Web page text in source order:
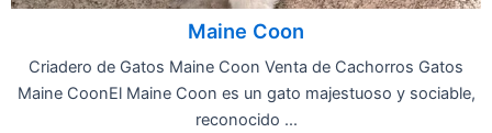
Maine Coon
Criadero de Gatos Maine Coon Venta de Cachorros Gatos
Maine CoonEl Maine Coon es un gato majestuoso y sociable,
reconocido ...